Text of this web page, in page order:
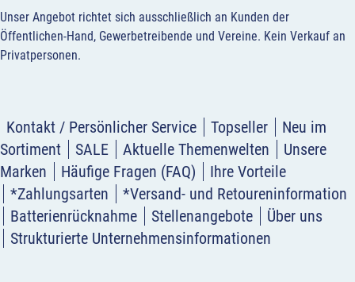
Unser Angebot richtet sich ausschließlich an Kunden der
Öffentlichen-Hand, Gewerbetreibende und Vereine. Kein Verkauf an
Privatpersonen.
Kontakt / Persönlicher Service Topseller
Neu im
Sortiment
SALE Aktuelle Themenwelten
Unsere
Marken
Häufige Fragen (FAQ)
Ihre Vorteile
*Zahlungsarten
*Versand- und Retoureninformation
Batterienrücknahme
Stellenangebote
Über uns
Strukturierte Unternehmensinformationen